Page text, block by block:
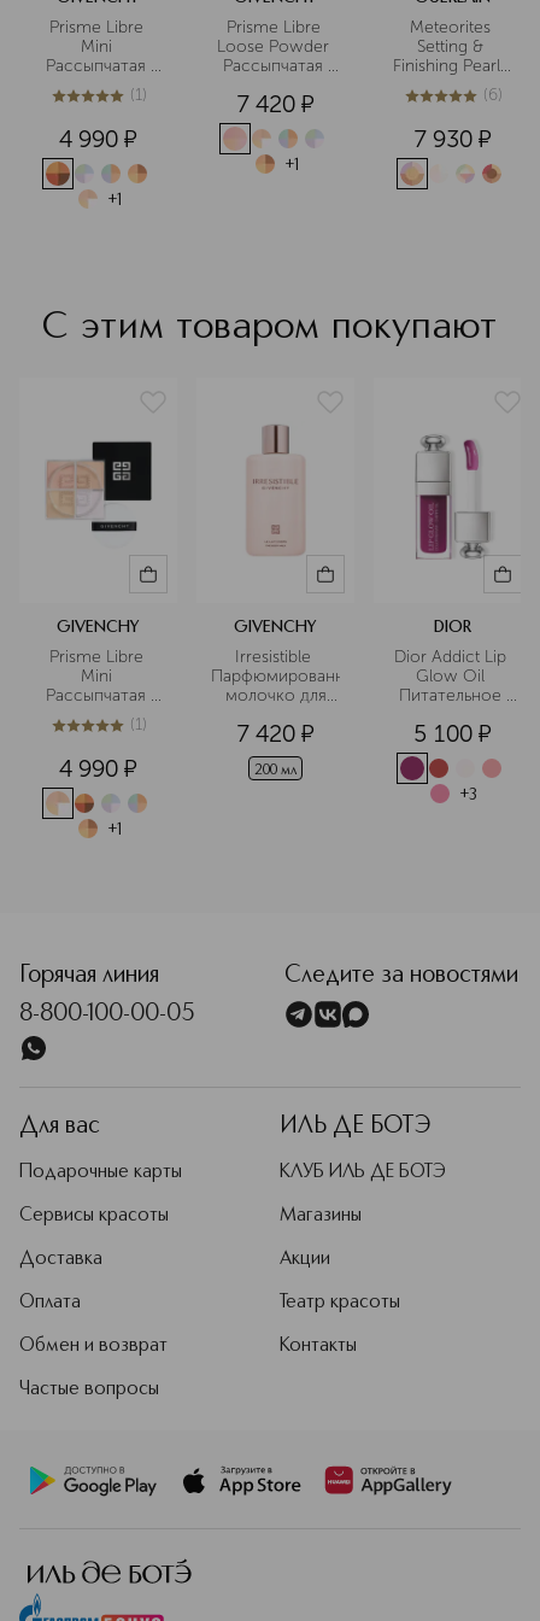
Prisme Libre
Mini
Рассыпчатая
пудра для лица
в мини-
5из 51 (1)
4 990 ¤
+1
Prisme Libre
Loose Powder
Рассыпчатая
7 420 ¤
+1
Meteorites
Setting &
Finishing Pearls
of Powder
Пудра для лица
5из 56 (6)
7 930 ¤
С этим товаром покупают
GIVENCHY
Prisme Libre
Mini
Рассыпчатая
пудра для лица
в мини-
5из 51 (1)
4 990 ¤
+1
GIVENCHY
Irresistible
Парфюмированное
молочко для
7 420 ¤
200 мл
DIOR
Dior Addict Lip
Glow Oil
Питательное
5 100 ¤
+3
Горячая линия
8-800-100-00-05
Следите за новостями
Для вас
Подарочные карты
Сервисы красоты
Доставка
Оплата
Обмен и возврат
Частые вопросы
ИЛЬ ДЕ БОТЭ
КЛУБ ИЛЬ ДЕ БОТЭ
Магазины
Акции
Театр красоты
Контакты